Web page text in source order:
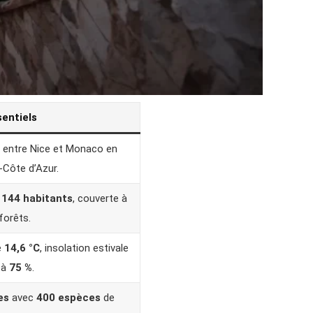
entre Nice et Monaco en
d’Azur.
habitants, couverte à
14,6 °C, insolation estivale
75 %.
avec 400 espèces de